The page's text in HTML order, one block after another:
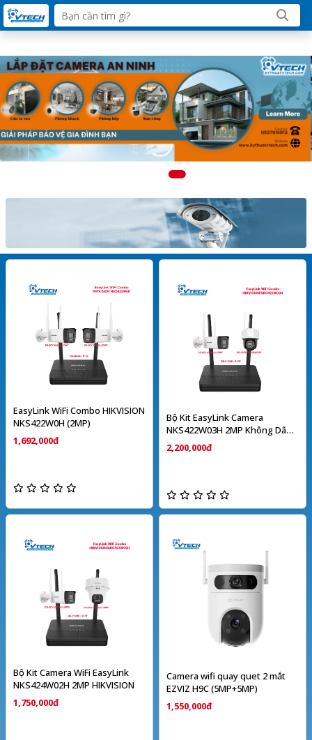
EasyLink WiFi Combo HIKVISION
NKS422W0H (2MP)
1,692,000đ
Bộ Kit EasyLink Camera
NKS422W03H 2MP Không Dây
HIKVISION
2,200,000đ
Bộ Kit Camera WiFi EasyLink
NKS424W02H 2MP HIKVISION
1,750,000đ
Camera wifi quay quet 2 mắt
EZVIZ H9C (5MP+5MP)
1,550,000đ